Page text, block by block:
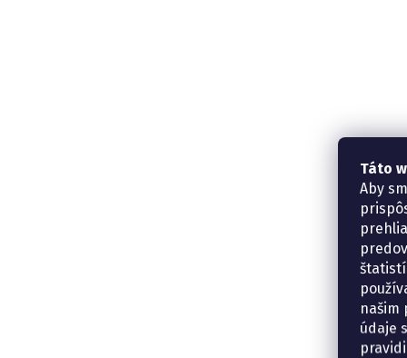
Táto
Aby
našim
údaje